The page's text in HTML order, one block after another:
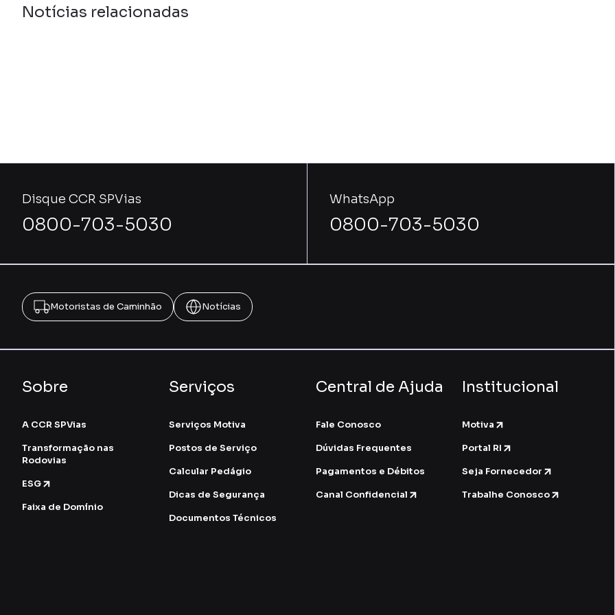
Notícias relacionadas
Disque CCR SPVias
0800-703-5030
WhatsApp
0800-703-5030
Motoristas de Caminhão Notícias
Sobre
A CCR SPVias
Transformação nas
Rodovias
ESG
Faixa de Domínio
Serviços
Serviços Motiva
Postos de Serviço
Calcular Pedágio
Dicas de Segurança
Documentos Técnicos
Central de Ajuda
Fale Conosco
Dúvidas Frequentes
Pagamentos e Débitos
Canal Confidencial
Institucional
Motiva
Portal RI
Seja Fornecedor
Trabalhe Conosco